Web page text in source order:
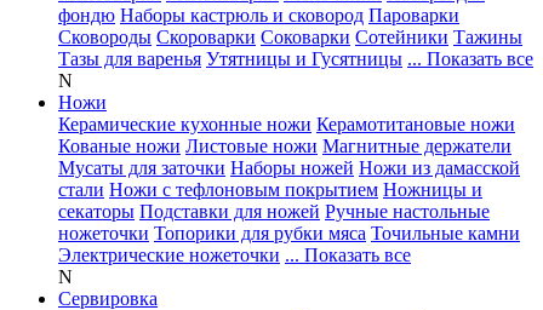
фондю Наборы кастрюль и сковород Пароварки
Сковороды Скороварки Соковарки Сотейники Тажины
Тазы для варенья Утятницы и Гусятницы ... Показать все
N
Ножи
Керамические кухонные ножи Керамотитановые ножи
Кованые ножи Листовые ножи Магнитные держатели
Мусаты для заточки Наборы ножей Ножи из дамасской
стали Ножи с тефлоновым покрытием Ножницы и
секаторы Подставки для ножей Ручные настольные
ножеточки Топорики для рубки мяса Точильные камни
Электрические ножеточки ... Показать все
N
Сервировка